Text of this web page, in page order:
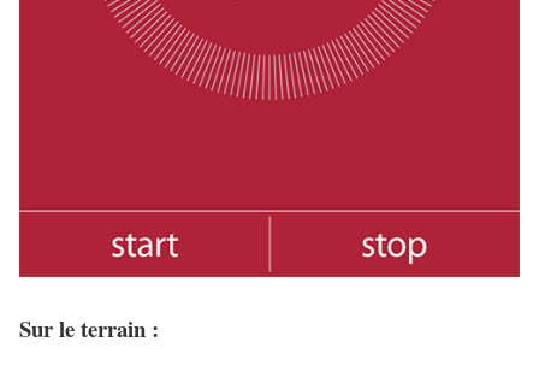
Sur le terrain :